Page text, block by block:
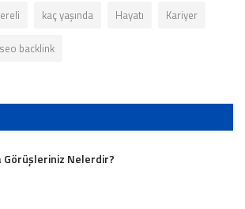
kaç yaşında Hayatı Kariyer
seo backlink
Görüşleriniz Nelerdir?